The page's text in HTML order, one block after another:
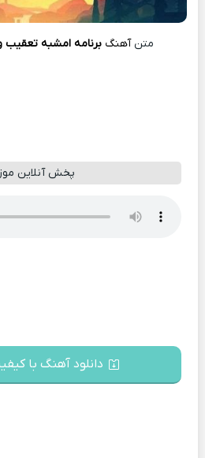
متنآهنگ برنامه امشبه تعقیب
پخش آنلاین
دانلود آهنگ با کیفیت